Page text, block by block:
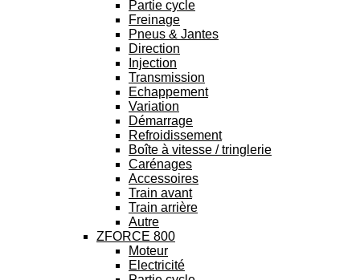
Partie cycle
Freinage
Pneus & Jantes
Direction
Injection
Transmission
Echappement
Variation
Démarrage
Refroidissement
Boîte à vitesse / tringlerie
Carénages
Accessoires
Train avant
Train arrière
Autre
ZFORCE 800
Moteur
Electricité